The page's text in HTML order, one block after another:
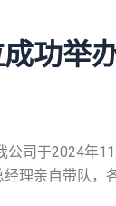
功举
于2024年11
理亲自带队